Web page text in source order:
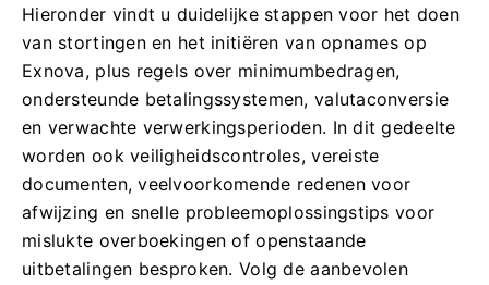
Hieronder vindt u duidelijke stappen voor het doen
van stortingen en het initiëren van opnames op
Exnova, plus regels over minimumbedragen,
ondersteunde betalingssystemen, valutaconversie
en verwachte verwerkingsperioden. In dit gedeelte
worden ook veiligheidscontroles, vereiste
documenten, veelvoorkomende redenen voor
afwijzing en snelle probleemoplossingstips voor
mislukte overboekingen of openstaande
uitbetalingen besproken. Volg de aanbevolen